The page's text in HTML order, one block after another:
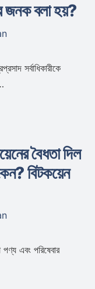
জনক বলা হয়?
সর্বাধিকারীকে
বৈধতা দিল
বিটকয়েন
পণ্য এবং পরিষেবার